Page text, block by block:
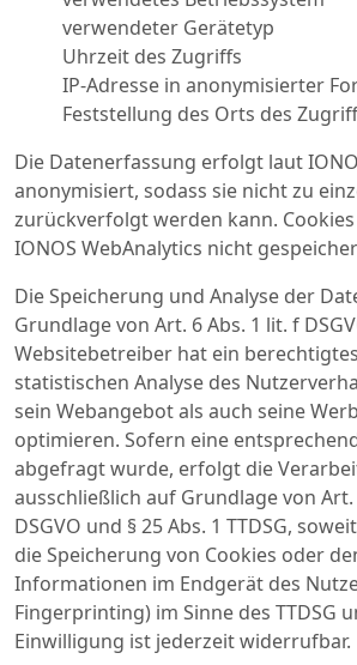
verwendeter Gerätetyp
Uhrzeit des Zugriffs
IP-Adresse in anonymisierter
Feststellung des Orts des
Die Datenerfassung erfolgt laut
anonymisiert, sodass sie nicht zu
zurückverfolgt werden kann.
IONOS WebAnalytics nicht
Die Speicherung und Analyse der
Grundlage von Art. 6 Abs. 1 lit. f
Websitebetreiber hat ein
statistischen Analyse des
sein Webangebot als auch seine
optimieren. Sofern eine
abgefragt wurde, erfolgt die
ausschließlich auf Grundlage von Art.
DSGVO und § 25 Abs. 1 TTDSG,
die Speicherung von Cookies oder
Informationen im Endgerät des
Fingerprinting) im Sinne des TTDSG
Einwilligung ist jederzeit widerrufbar.